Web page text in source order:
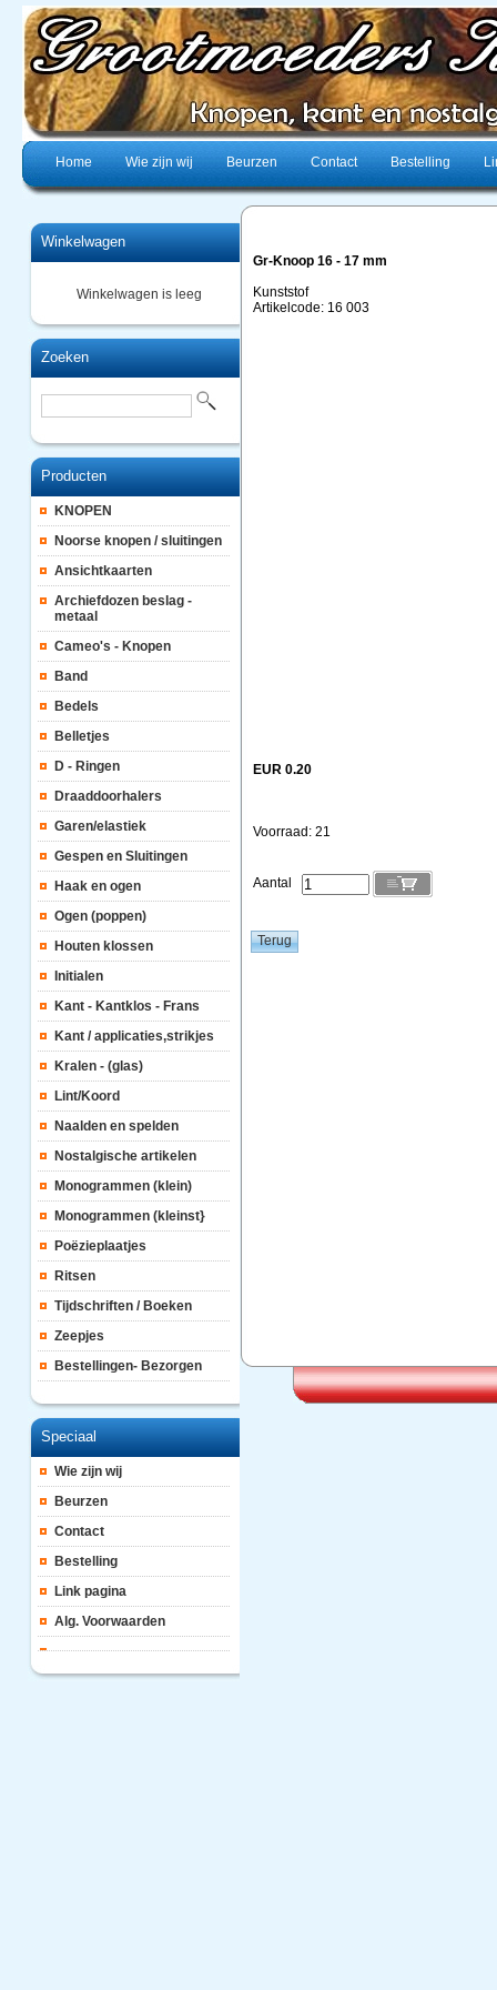
Home Wie zijn wij Beurzen Contact Bestelling
Winkelwagen
Winkelwagen is leeg
Zoeken
Producten
KNOPEN
Noorse knopen / sluitingen
Ansichtkaarten
Archiefdozen beslag -
metaal
Cameo's - Knopen
Band
Bedels
Belletjes
D - Ringen
Draaddoorhalers
Garen/elastiek
Gespen en Sluitingen
Haak en ogen
Ogen (poppen)
Houten klossen
Initialen
Kant - Kantklos - Frans
Kant / applicaties,strikjes
Kralen - (glas)
Lint/Koord
Naalden en spelden
Nostalgische artikelen
Monogrammen (klein)
Monogrammen (kleinst}
Poëzieplaatjes
Ritsen
Tijdschriften / Boeken
Zeepjes
Bestellingen- Bezorgen
Speciaal
Wie zijn wij
Beurzen
Contact
Bestelling
Link pagina
Alg. Voorwaarden
Gr-Knoop 16 - 17 mm
Kunststof
Artikelcode: 16 003
EUR 0.20
Voorraad: 21
Aantal